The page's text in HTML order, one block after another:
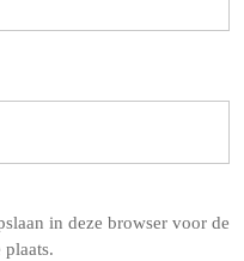
in deze browser voor de